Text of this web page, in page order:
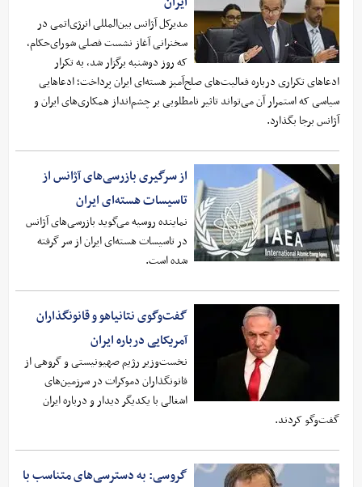
مدیرکل آژانس بین‌المللی انرژی‌اتمی در
سخنرانی آغاز نشست فصلی شورای‌حکام،
که روز دوشنبه برگزار شد، به تکرار
ادعاهای تکراری درباره فعالیت‌های صلح‌آمیز هسته‌ای ایران پرداخت؛ ادعاهایی
سیاسی که استمرار آن می‌تواند تاثیر نامطلوبی بر چشم‌انداز همکاری‌های ایران و
آژانس برجا بگذارد.
از سرگیری بازرسی‌های آژانس از
تاسیسات هسته‌ای ایران
نماینده روسیه می‌گوید بازرسی‌های آژانس
در تاسیسات هسته‌ای ایران از سر گرفته
شده است.
گفت‌وگوی نتانیاهو و قانونگذاران
آمریکایی درباره ایران
نخست‌وزیر رژیم صهیونیستی و گروهی از
قانونگذاران دموکرات در سرزمین‌های
اشغالی با یکدیگر دیدار و درباره ایران
گفت‌وگو کردند.
گروسی: به دسترسی‌های متناسب با